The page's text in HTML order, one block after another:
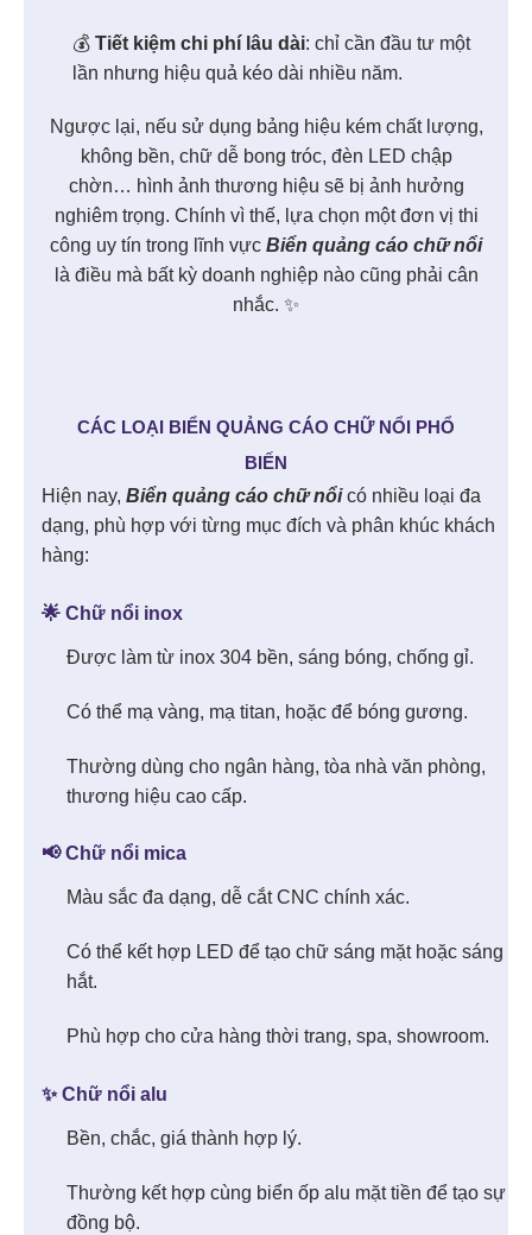
💰Tiết kiệm chi phí lâu dài: chỉ cần đầu tư một
lần nhưng hiệu quả kéo dài nhiều năm.
Ngược lại, nếu sử dụng bảng hiệu kém chất lượng,
không bền, chữ dễ bong tróc, đèn LED chập
chờn… hình ảnh thương hiệu sẽ bị ảnh hưởng
nghiêm trọng. Chính vì thế, lựa chọn một đơn vị thi
công uy tín trong lĩnh vực Biển quảng cáo chữ nổi
là điều mà bất kỳ doanh nghiệp nào cũng phải cân
nhắc. ✨
CÁC LOẠI BIỂN QUẢNG CÁO CHỮ NỔI PHỔ
BIẾN
Hiện nay, Biển quảng cáo chữ nổicó nhiều loại đa
dạng, phù hợp với từng mục đích và phân khúc khách
hàng:
🌟 Chữ nổi inox
Được làm từ inox 304 bền, sáng bóng, chống gỉ.
Có thể mạ vàng, mạ titan, hoặc để bóng gương.
Thường dùng cho ngân hàng, tòa nhà văn phòng,
thương hiệu cao cấp.
📢 Chữ nổi mica
Màu sắc đa dạng, dễ cắt CNC chính xác.
Có thể kết hợp LED để tạo chữ sáng mặt hoặc sáng
hắt.
Phù hợp cho cửa hàng thời trang, spa, showroom.
✨ Chữ nổi alu
Bền, chắc, giá thành hợp lý.
Thường kết hợp cùng biển ốp alu mặt tiền để tạo sự
đồng bộ.